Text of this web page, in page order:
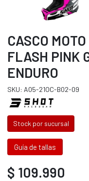
CASCO
FLASH PINK
ENDURO
SKU: A05-21OC-B02-09
Stock por sucursal
Guía de tallas
$ 109.990